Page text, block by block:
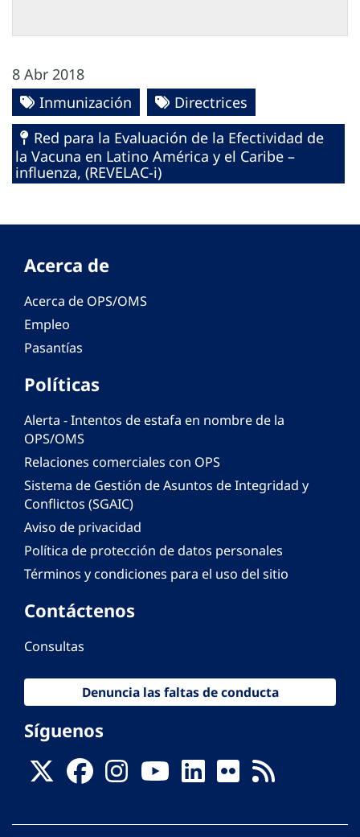
8 Abr 2018
Inmunización
Directrices
Red para la Evaluación de la Efectividad de
la Vacuna en Latino América y el Caribe –
influenza, (REVELAC-i)
Acerca de
Acerca de OPS/OMS
Empleo
Pasantías
Políticas
Alerta - Intentos de estafa en nombre de la
OPS/OMS
Relaciones comerciales con OPS
Sistema de Gestión de Asuntos de Integridad y
Conflictos (SGAIC)
Aviso de privacidad
Política de protección de datos personales
Términos y condiciones para el uso del sitio
Contáctenos
Consultas
Denuncia las faltas de conducta
Síguenos